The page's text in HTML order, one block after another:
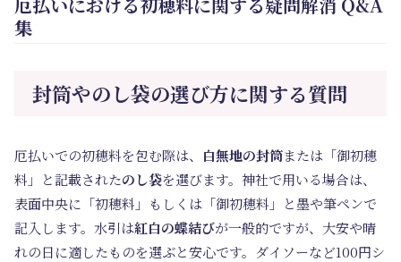
集
封筒やのし袋の選び方に関する質問
厄払いでの初穂料を包む際は、 白無地の封筒または「御初穂
料」と記載されたのし袋を選びます。神社で用いる場合は、
表面中央に「初穂料」もしくは「御初穂料」と墨や筆ペンで
記入します。水引は紅白の蝶結びが一般的ですが、大安や晴
れの日に適したものを選ぶと安心です。ダイソーなど100円シ